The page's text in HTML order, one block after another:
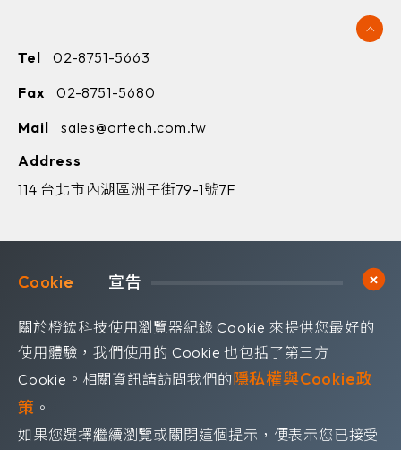
Tel
02-8751-5663
Fax
02-8751-5680
Mail
sales@ortech.com.tw
Address
114 台北市內湖區洲子街79-1號7F
Subscribe 訂閱電子報
宣告
關於橙鋐科技使用瀏覽器紀錄 Cookie 來提供您最好的
使用體驗，我們使用的 Cookie 也包括了第三方
Cookie。相關資訊請訪問我們的隱私權與Cookie政
策 。
如果您選擇繼續瀏覽或關閉這個提示，便表示您已接受